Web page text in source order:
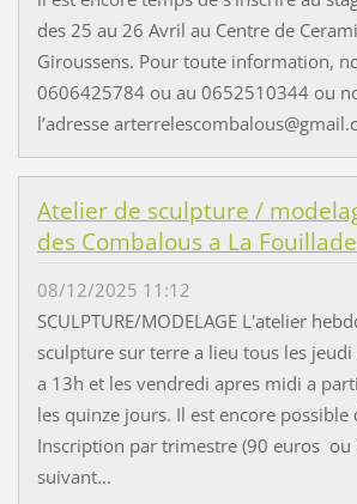
des 25 au 26 Avril au Centre de
Giroussens. Pour toute information,
0606425784 ou au 0652510344 ou
l’adresse
Atelier de sculpture /
des Combalous a La
08/12/2025 11:12
SCULPTURE/MODELAGE L'atelier
sculpture sur terre a lieu tous les
a 13h et les vendredi apres midi a
les quinze jours. Il est encore possible
Inscription par trimestre (90 euros ou
suivant...